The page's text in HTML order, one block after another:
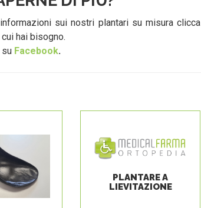
sui nostri plantari su misura
hai bisogno.
su Facebook.
PLANTARE A
LIEVITAZIONE